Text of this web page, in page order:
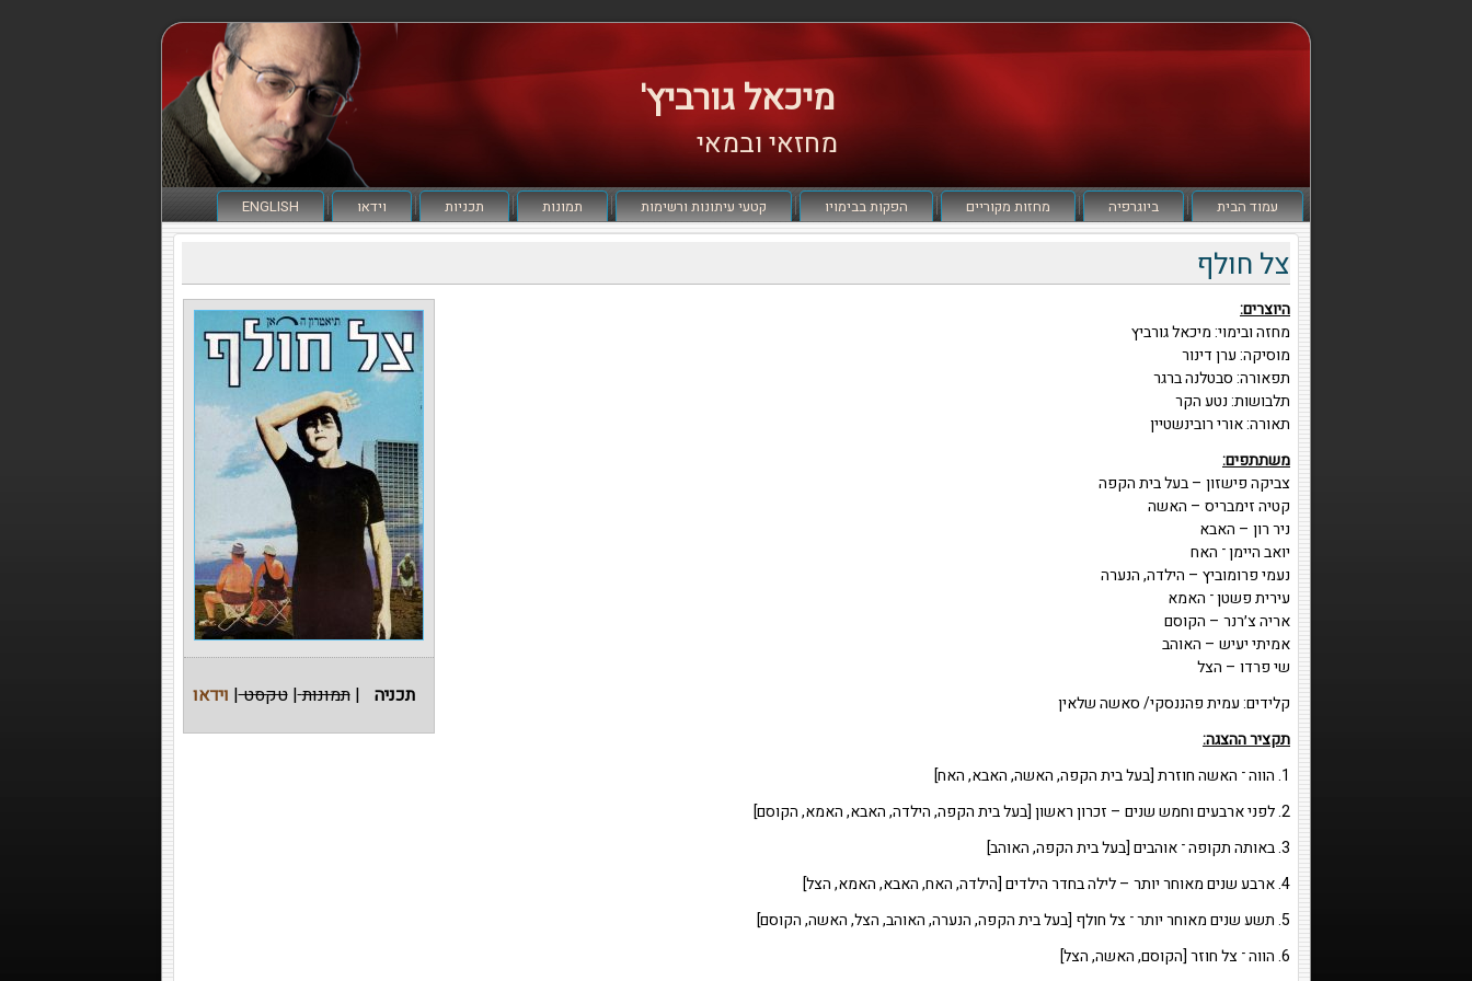
מיכאל גורביץ'
מחזאי ובמאי
עמוד הבית ביוגרפיה מחזות מקוריים הפקות בבימויו קטעי עיתונות ורשימות תמונות תכניות וידאו ENGLISH
צל חולף
תכניה |תמונות|טקסט| וידאו
היוצרים:
מחזה ובימוי: מיכאל גורביץ
מוסיקה: ערן דינור
תפאורה: סבטלנה ברגר
תלבושות: נטע הקר
תאורה: אורי רובינשטיין
משתתפים:
צביקה פישזון – בעל בית הקפה
קטיה זימבריס – האשה
ניר רון – האבא
יואב היימן ־ האח
נעמי פרומוביץ – הילדה, הנערה
עירית פשטן ־ האמא
אריה צ׳רנר – הקוסם
אמיתי יעיש – האוהב
שי פרדו – הצל
קלידים: עמית פהננסקי/ סאשה שלאין
תקציר ההצגה:
1. הווה ־ האשה חוזרת [בעל בית הקפה, האשה, האבא, האח]
2. לפני ארבעים וחמש שנים – זכרון ראשון [בעל בית הקפה, הילדה, האבא, האמא, הקוסם]
3. באותה תקופה ־ אוהבים [בעל בית הקפה, האוהב]
4. ארבע שנים מאוחר יותר – לילה בחדר הילדים [הילדה, האח, האבא, האמא, הצל]
5. תשע שנים מאוחר יותר ־ צל חולף [בעל בית הקפה, הנערה, האוהב, הצל, האשה, הקוסם]
6. הווה ־ צל חוזר [הקוסם, האשה, הצל]